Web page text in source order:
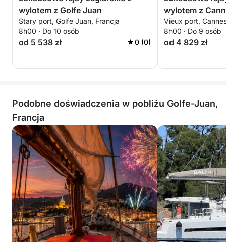
wylotem z Golfe Juan
Stary port, Golfe Juan, Francja
8h00 · Do 10 osób
od 5 538 zł 0 (0)
wylotem z
Vieux port,
8h00 · Do 9 osób
od 4 829 zł
Podobne doświadczenia w pobliżu Golfe-Juan,
Francja